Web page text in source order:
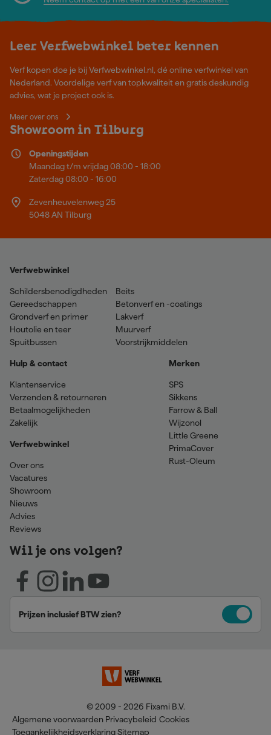
Leer Verfwebwinkel beter kennen
Verf kopen doe je bij Verfwebwinkel.nl, dé online verfwinkel van
Nederland. Voordelige verf van topkwaliteit en gratis deskundig
advies, wat je project ook is.
Meer over ons
Showroom in Tilburg
Openingstijden
Maandag t/m vrijdag 08:00 - 18:00
Zaterdag 08:00 - 16:00
Zevenheuvelenweg 25
5048 AN Tilburg
Verfwebwinkel
Schildersbenodigdheden
Gereedschappen
Grondverf en primer
Houtolie en teer
Spuitbussen
Beits
Betonverf en -coatings
Lakverf
Muurverf
Voorstrijkmiddelen
Hulp & contact
Klantenservice
Verzenden & retourneren
Betaalmogelijkheden
Zakelijk
Verfwebwinkel
Over ons
Vacatures
Showroom
Nieuws
Advies
Reviews
Merken
SPS
Sikkens
Farrow & Ball
Wijzonol
Little Greene
PrimaCover
Rust-Oleum
Wil je ons volgen?
Prijzen inclusief BTW zien?
© 2009 - 2026 Fixami B.V.
Algemene voorwaarden Privacybeleid Cookies
Toegankelijkheidsverklaring Sitemap